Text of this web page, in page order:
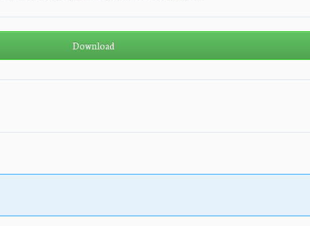
Download